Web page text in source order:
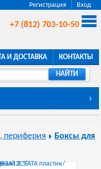
Регистрация Вход
+7 (812) 703-10-50
И ДОСТАВКА КОНТАКТЫ
НАЙТИ
›
периферия
Боксы для